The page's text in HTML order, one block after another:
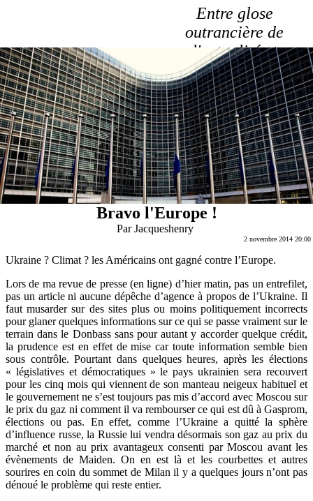
Entre glose
outrancière de
l'actualité et
laboratoire du Verbe
Bravo l'Europe !
ParJacqueshenry
2 novembre 2014 20:00
Ukraine ? Climat ? les Américains ont gagné contre l’Europe.
Lors de ma revue de presse (en ligne) d’hier matin, pas un entrefilet,
pas un article ni aucune dépêche d’agence à propos de l’Ukraine. Il
faut musarder sur des sites plus ou moins politiquement incorrects
pour glaner quelques informations sur ce qui se passe vraiment sur le
terrain dans le Donbass sans pour autant y accorder quelque crédit,
la prudence est en effet de mise car toute information semble bien
sous contrôle. Pourtant dans quelques heures, après les élections
« législatives et démocratiques » le pays ukrainien sera recouvert
pour les cinq mois qui viennent de son manteau neigeux habituel et
le gouvernement ne s’est toujours pas mis d’accord avec Moscou sur
le prix du gaz ni comment il va rembourser ce qui est dû à Gasprom,
élections ou pas. En effet, comme l’Ukraine a quitté la sphère
d’influence russe, la Russie lui vendra désormais son gaz au prix du
marché et non au prix avantageux consenti par Moscou avant les
évènements de Maiden. On en est là et les courbettes et autres
sourires en coin du sommet de Milan il y a quelques jours n’ont pas
dénoué le problème qui reste entier.